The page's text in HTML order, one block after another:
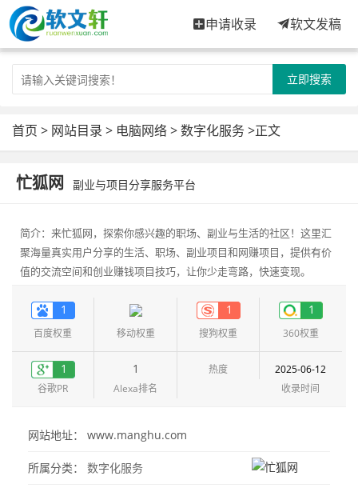
申请收录 软文发稿
立即搜索
首页 > 网站目录 > 电脑网络>数字化服务>正文
忙狐网 副业与项目分享服务平台
简介：来忙狐网，探索你感兴趣的职场、副业与生活的社区！这里汇
聚海量真实用户分享的生活、职场、副业项目和网赚项目，提供有价
值的交流空间和创业赚钱项目技巧，让你少走弯路，快速变现。
1
百度权重 移动权重
1
搜狗权重
1
360权重
1
谷歌PR
1
Alexa排名
热度
2025-06-12
收录时间
网站地址： www.manghu.com
所属分类： 数字化服务